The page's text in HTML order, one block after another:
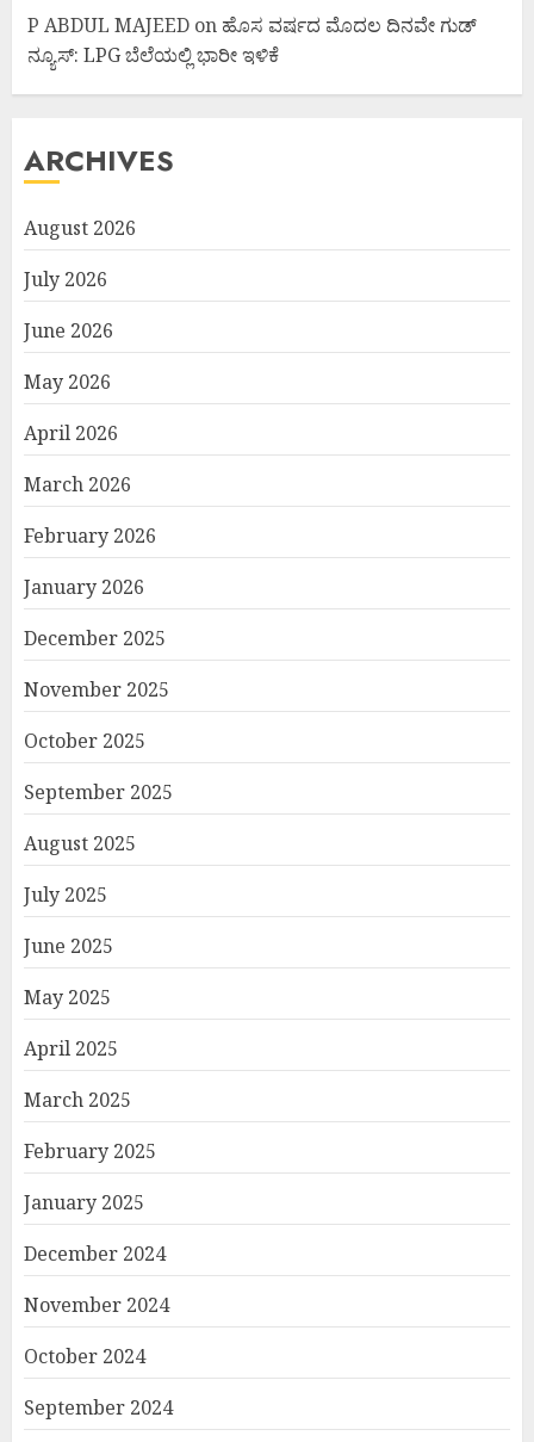
P ABDUL MAJEED on ಹೊಸ ವರ್ಷದ ಮೊದಲ ದಿನವೇ ಗುಡ್
ನ್ಯೂಸ್: LPG ಬೆಲೆಯಲ್ಲಿ ಭಾರೀ ಇಳಿಕೆ
ARCHIVES
August 2026
July 2026
June 2026
May 2026
April 2026
March 2026
February 2026
January 2026
December 2025
November 2025
October 2025
September 2025
August 2025
July 2025
June 2025
May 2025
April 2025
March 2025
February 2025
January 2025
December 2024
November 2024
October 2024
September 2024